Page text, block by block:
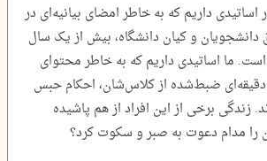
داریم که به خاطر امضای بیانیه‌ای در
دانشجویان و کیان دانشگاه، بیش از یک سال
ما اساتیدی داریم که به خاطر محتوای
ضبط‌شده از کلاس‌شان، احکام حبس
زندگی برخی از این افراد از هم پاشیده
را مدام دعوت به صبر و سکوت کرد؟